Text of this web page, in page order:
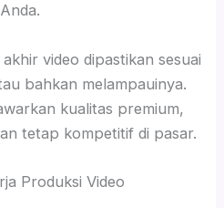
Anda.
video dipastikan sesuai
bahkan melampauinya.
kualitas premium,
tetap kompetitif di pasar.
Produksi Video